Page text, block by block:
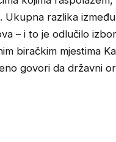
Ukupna razlika
– i to je odlučilo
biračkim mjestima
govori da državni